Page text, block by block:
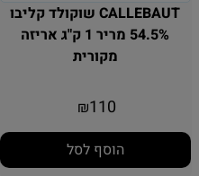
CALLEBAUT שוקולד קליבו
54.5% מריר 1 ק"ג אריזה
מקורית
₪110
הוסף לסל